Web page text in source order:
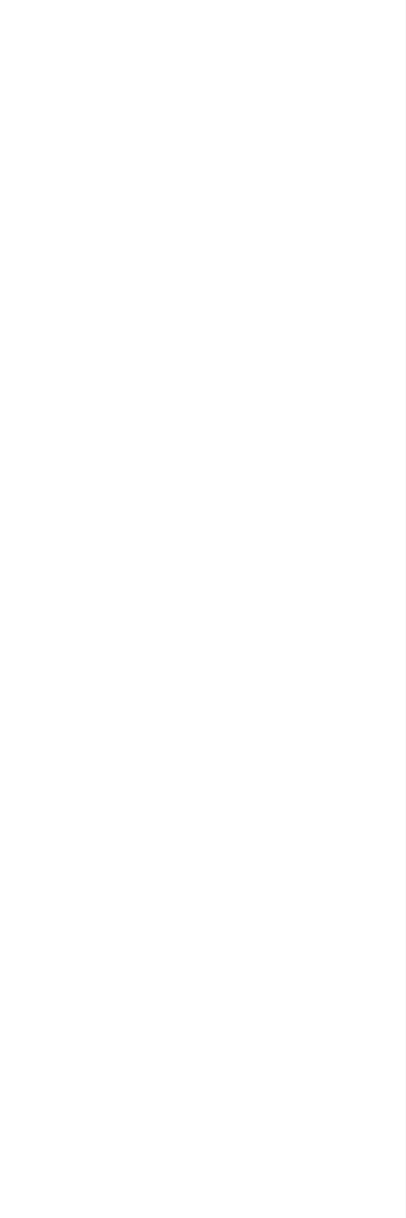
addetti
impianti
acque.
elettrici
di sicurezza generali
la fornitura di acqua